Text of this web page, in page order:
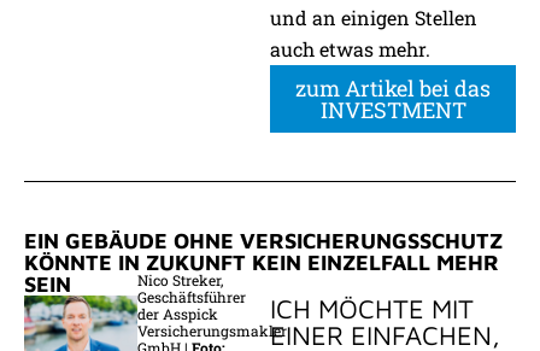
und an einigen Stellen
auch etwas mehr.
zum Artikel bei das
INVESTMENT
EIN GEBÄUDE OHNE VERSICHERUNGSSCHUTZ
KÖNNTE IN ZUKUNFT KEIN EINZELFALL MEHR
SEIN
Nico Streker,
Geschäftsführer
der Asspick
Versicherungsmakler
ICH MÖCHTE MIT
EINER EINFACHEN,